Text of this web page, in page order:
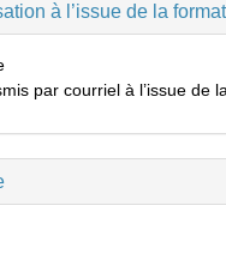
à l’issue de la
par courriel à l’issue de